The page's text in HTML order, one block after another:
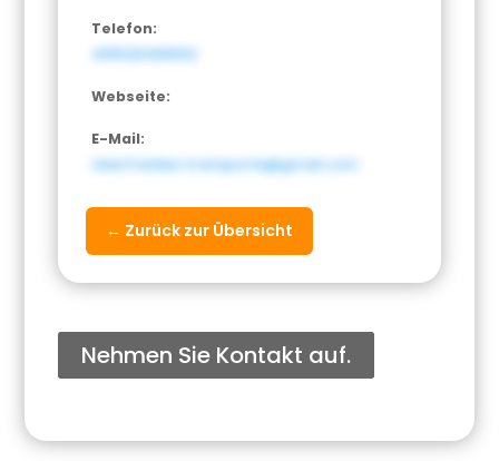
Telefon:
4915129468932
Webseite:
E-Mail:
oberfranken.transporte@gmail.com
← Zurück zur Übersicht
Nehmen Sie Kontakt auf.